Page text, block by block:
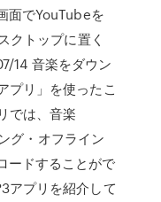
面でYouTubeを
クトップに置く
14 音楽をダウン
プリ」を使ったこ
では、音楽
グ・オフライン
ードすることがで
アプリを紹介して